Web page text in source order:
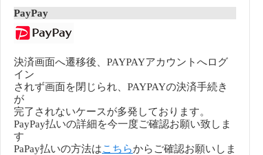
PayPay
決済画面へ遷移後、PAYPAYアカウントへログ
イン
されず画面を閉じられ、PAYPAYの決済手続き
が
完了されないケースが多発しております。
PayPay払いの詳細を今一度ご確認お願い致しま
す
PaPay払いの方法はこちらからご確認お願いしま